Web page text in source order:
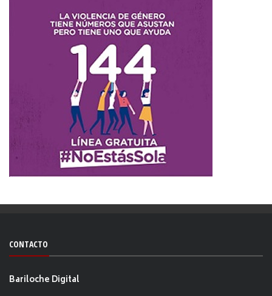
CONTACTO
Bariloche Digital